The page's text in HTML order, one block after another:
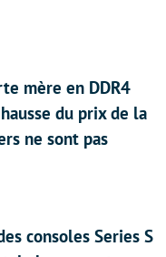
mère en DDR4
du prix de la
ne sont pas
consoles Series S